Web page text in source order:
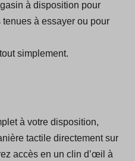
à disposition pour
à essayer ou pour
simplement.
à votre disposition,
tactile directement sur
accès en un clin d’œil à